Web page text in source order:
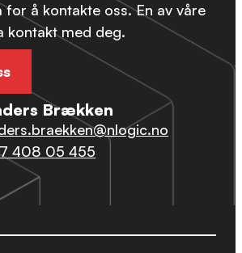
for å kontakte oss. En av våre
kontakt med deg.
Brækken
408 05 455